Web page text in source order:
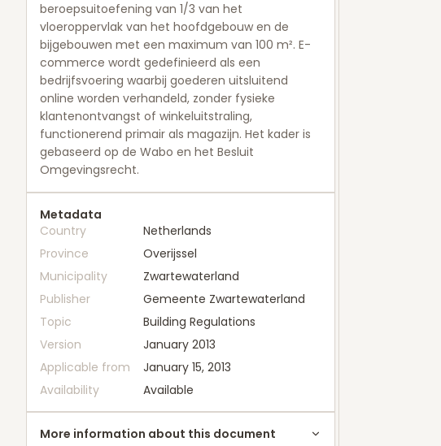
beroepsuitoefening van 1/3 van het
vloeroppervlak van het hoofdgebouw en de
bijgebouwen met een maximum van 100 m². E-
commerce wordt gedefinieerd als een
bedrijfsvoering waarbij goederen uitsluitend
online worden verhandeld, zonder fysieke
klantenontvangst of winkeluitstraling,
functionerend primair als magazijn. Het kader is
gebaseerd op de Wabo en het Besluit
Omgevingsrecht.
Metadata
Country
Netherlands
Province
Overijssel
Municipality
Zwartewaterland
Publisher
Gemeente Zwartewaterland
Topic
Building Regulations
Version
January 2013
Applicable from
January 15, 2013
Availability
Available
More information about this document